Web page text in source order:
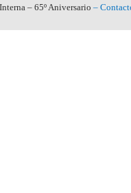
– 65º Aniversario –